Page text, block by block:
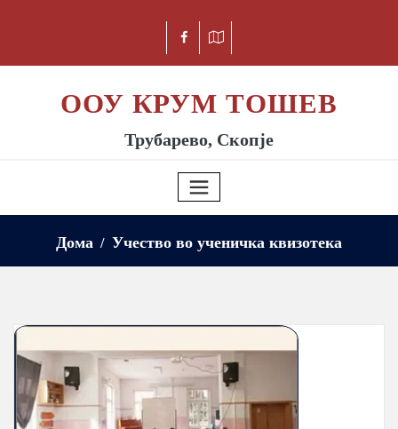
ООУ КРУМ ТОШЕВ
Трубарево, Скопје
Дома Учество во ученичка квизотека